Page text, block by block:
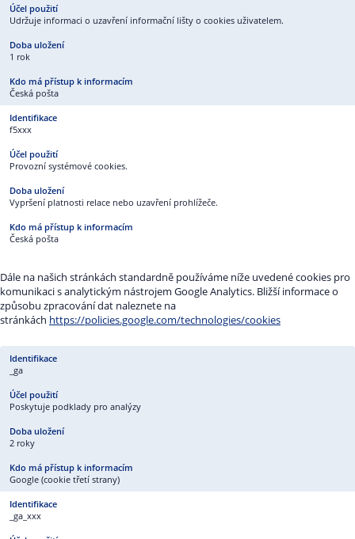
Udržuje informaci o uzavření informační lišty o cookies uživatelem.
1 rok
Česká pošta
f5xxx
Provozní systémové cookies.
Vypršení platnosti relace nebo uzavření prohlížeče.
Česká pošta
Dále na našich stránkách standardně používáme níže uvedené cookies pro
komunikaci s analytickým nástrojem Google Analytics. Bližší informace o
způsobu zpracování dat naleznete na
stránkách https://policies.google.com/technologies/cookies
_ga
Poskytuje podklady pro analýzy
2 roky
Google (cookie třetí strany)
_ga_xxx